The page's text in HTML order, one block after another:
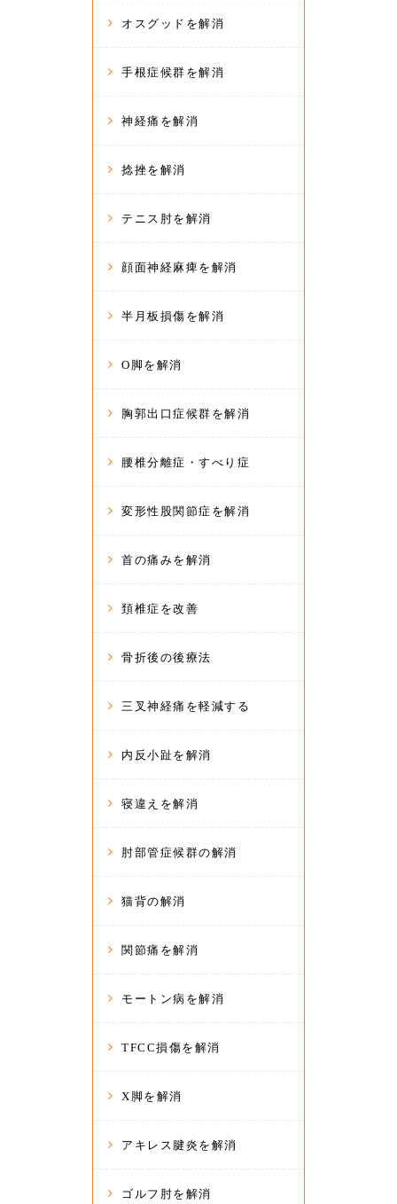
オスグッドを解消
手根症候群を解消
神経痛を解消
捻挫を解消
テニス肘を解消
顔面神経麻痺を解消
半月板損傷を解消
O脚を解消
胸郭出口症候群を解消
腰椎分離症・すべり症
変形性股関節症を解消
首の痛みを解消
頚椎症を改善
骨折後の後療法
三叉神経痛を軽減する
内反小趾を解消
寝違えを解消
肘部管症候群の解消
猫背の解消
関節痛を解消
モートン病を解消
TFCC損傷を解消
X脚を解消
アキレス腱炎を解消
ゴルフ肘を解消